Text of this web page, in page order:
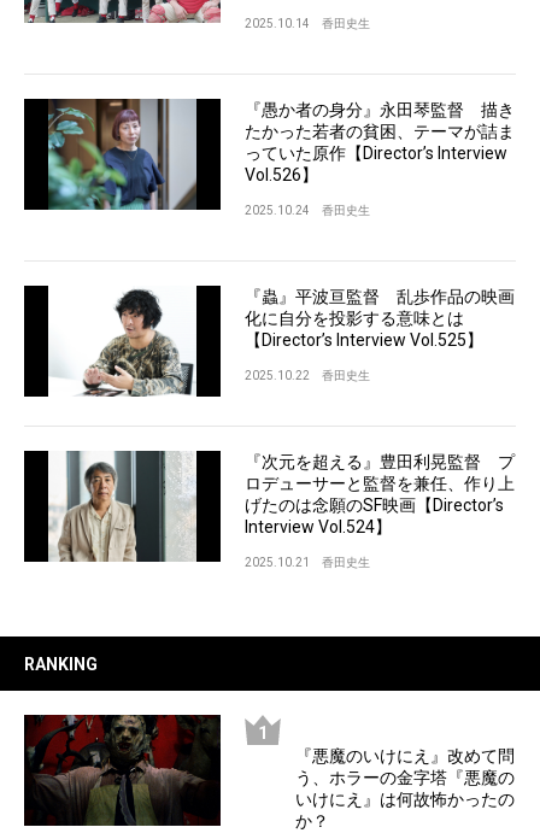
2025.10.14 香田史生
『愚か者の身分』永田琴監督 描き
たかった若者の貧困、テーマが詰ま
っていた原作【Director’s Interview
Vol.526】
2025.10.24 香田史生
『蟲』平波亘監督 乱歩作品の映画
化に自分を投影する意味とは
【Director’s Interview Vol.525】
2025.10.22 香田史生
『次元を超える』豊田利晃監督 プ
ロデューサーと監督を兼任、作り上
げたのは念願のSF映画【Director’s
Interview Vol.524】
2025.10.21 香田史生
RANKING
『悪魔のいけにえ』改めて問
う、ホラーの金字塔『悪魔の
いけにえ』は何故怖かったの
か？